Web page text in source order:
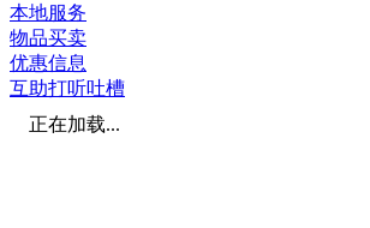
本地服务
物品买卖
优惠信息
互助打听吐槽
正在加载...